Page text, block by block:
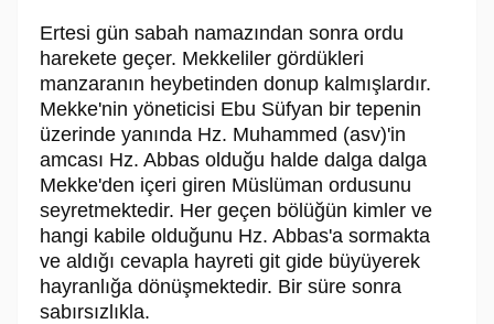
Ertesi gün sabah namazından sonra ordu
harekete geçer. Mekkeliler gördükleri
manzaranın heybetinden donup kalmışlardır.
Mekke'nin yöneticisi Ebu Süfyan bir tepenin
üzerinde yanında Hz. Muhammed (asv)'in
amcası Hz. Abbas olduğu halde dalga dalga
Mekke'den içeri giren Müslüman ordusunu
seyretmektedir. Her geçen bölüğün kimler ve
hangi kabile olduğunu Hz. Abbas'a sormakta
ve aldığı cevapla hayreti git gide büyüyerek
hayranlığa dönüşmektedir. Bir süre sonra
sabırsızlıkla.